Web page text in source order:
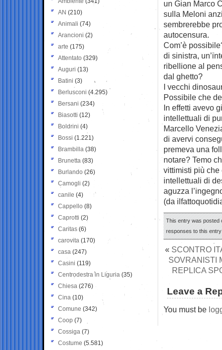
un Gian Marco
sulla Meloni
sembrerebbe
autocensura.
Com’è
di sinistra,
ribellione al
dal ghetto?
I vecchi
Possibile che
In effetti avevo
intellettuali di
Marcello
di avervi
premeva una
notare? Temo
vittimisti più
intellettuali di
aguzza
(da
This entry was posted
responses to this
« SCONTRO
SOVRANISTI
REPLICA
Leave a
You must be
AN (210)
Animali (74)
Arancioni (2)
arte (175)
Attentato (329)
Auguri (13)
Batini (3)
Berlusconi (4.295)
Bersani (234)
Biasotti (12)
Boldrini (4)
Bossi (1.221)
Brambilla (38)
Brunetta (83)
Burlando (26)
Camogli (2)
canile (4)
Cappello (8)
Caprotti (2)
Caritas (6)
carovita (170)
casa (247)
Casini (119)
Centrodestra in Liguria (35)
Chiesa (276)
Cina (10)
Comune (342)
Coop (7)
Cossiga (7)
Costume (5.581)